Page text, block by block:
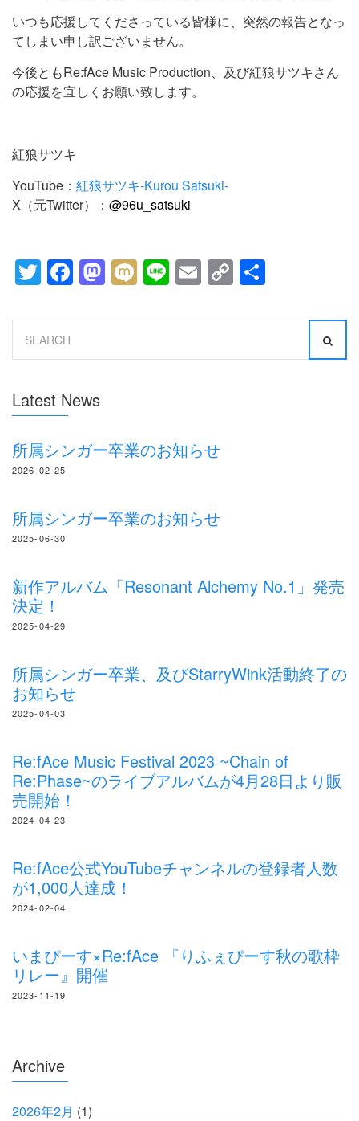
いつも応援してくださっている皆様に、突然の報告となっ
てしまい申し訳ございません。
今後ともRe:fAce Music Production、及び紅狼サツキさん
の応援を宜しくお願い致します。
紅狼サツキ
YouTube： 紅狼サツキ-Kurou Satsuki-
X（元Twitter）： @96u_satsuki
Twitter
Facebook
Mastodon
MixiLineEmail
Copy
Link
for:
Latest News
所属シンガー卒業のお知らせ
2026-02-25
所属シンガー卒業のお知らせ
2025-06-30
新作アルバム「Resonant Alchemy No.1」発売
決定！
2025-04-29
所属シンガー卒業、及びStarryWink活動終了の
お知らせ
2025-04-03
Re:fAce Music Festival 2023 ~Chain of
Re:Phase~のライブアルバムが4月28日より販
売開始！
2024-04-23
Re:fAce公式YouTubeチャンネルの登録者人数
が1,000人達成！
2024-02-04
いまぴーす×Re:fAce 『りふぇぴーす秋の歌枠
リレー』開催
2023-11-19
Archive
2026年2月 (1)